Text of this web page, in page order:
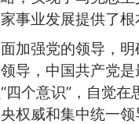
事业发展提供了根
强党的领导，明
导，中国共产党
四个意识”，自觉
权威和集中统一